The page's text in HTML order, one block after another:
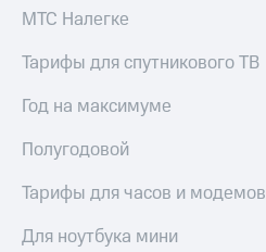
МТС Налегке
Тарифы для спутникового ТВ
Год на максимуме
Полугодовой
Тарифы для часов и модемов
Для ноутбука мини